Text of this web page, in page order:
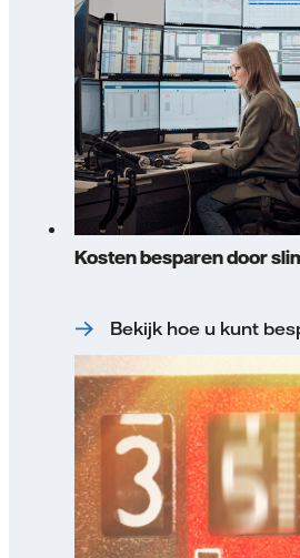
Kosten besparen door
Bekijk hoe u kunt